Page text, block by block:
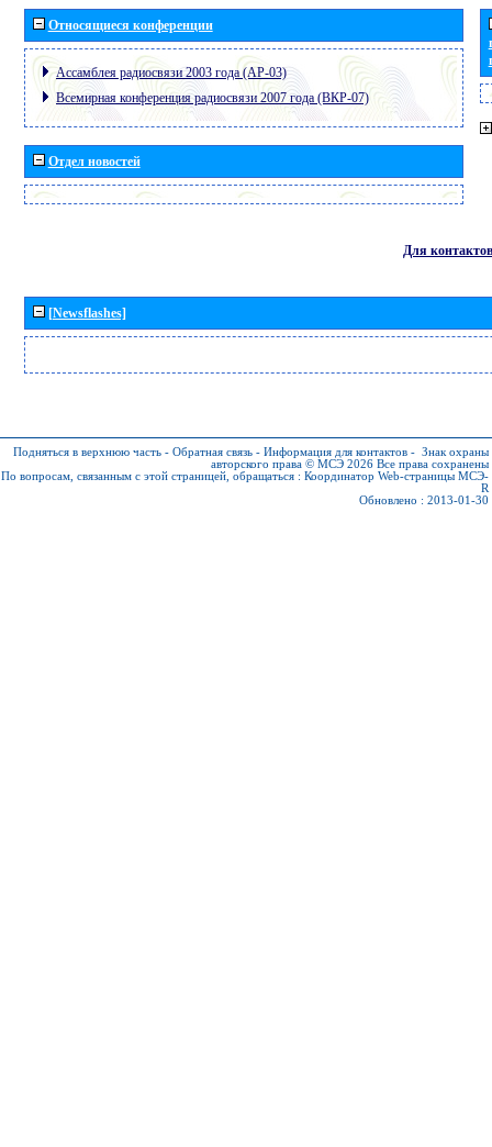
Относящиеся конференции
Ассамблея радиосвязи 2003 года (АР-03)
Всемирная конференция радиосвязи 2007 года (ВКР-07)
Отдел новостей
Для контактов
[Newsflashes]
Подняться в верхнюю часть - Обратная связь - Информация для контактов - Знак охраны
авторского права © МСЭ 2026 Все права сохранены
По вопросам, связанным с этой страницей, обращаться : Координатор Web-страницы МСЭ-
R
Обновлено : 2013-01-30